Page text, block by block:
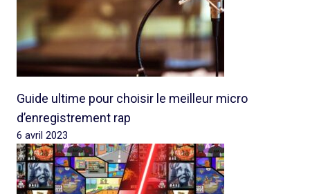
Guide ultime pour choisir le meilleur micro
d’enregistrement rap
6 avril 2023